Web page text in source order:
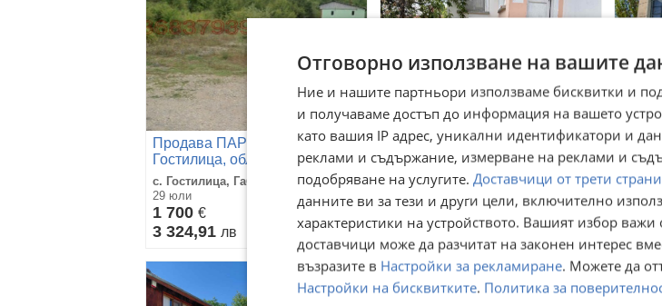
Продава ПАРЦЕЛ, с.
Гостилица, област Габрово
с. Гостилица, Габрово
29 юли
1 700 €
3 324,91 лв
Продава КЪЩА, с. Гостилица,
област Габрово
с. Гостилица, Габрово
28 юли
72 000€
140 819,76лв
с.
28 юли
26
Отговорно използване на вашите
Ние и нашите партньори използваме бисквитки и
и получаваме достъп до информация на вашето
като вашия IP адрес, уникални идентификатори и
реклами и съдържание, измерване на реклами и
подобряване на услугите. Доставчици от трети
данните ви за тези и други цели, включително
характеристики на устройството. Вашият избор важи
доставчици може да разчитат на законен интерес
възразите в Настройки за рекламиране. Можете да
Настройки на бисквитките. Политика за